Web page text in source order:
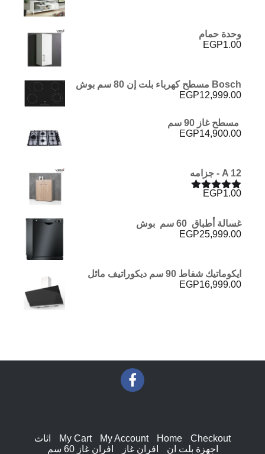
وحدة حمام
EGP1.00
Bosch مسطح كهرباء بلت إن 80 سم بوش
EGP12,999.00
مسطح غاز 90 سم
EGP14,900.00
A 12 - جزامه
تم التقييم
EGP1.00
غسالة أطباق 60 سم بوش
EGP25,999.00
ايكوماتيك شفاط 90 سم ديكوراتيف مائل
EGP16,999.00
Checkout
Home
My Account
My Cart
اثاث
اجهزة بلت ان
افران غاز افران غاز 60 سم